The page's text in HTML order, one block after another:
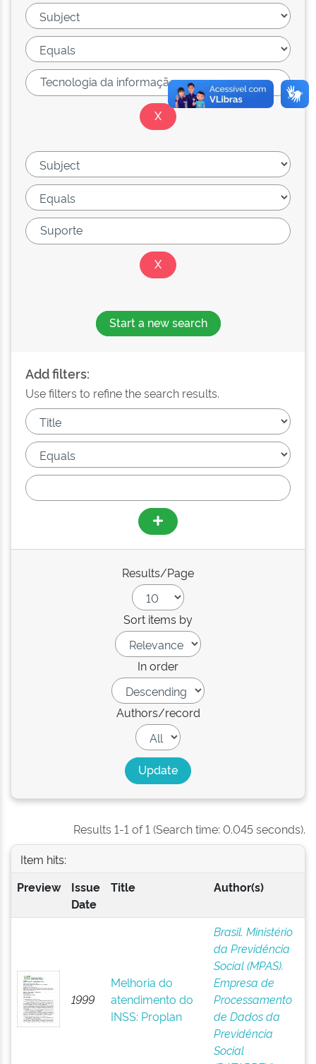
Start a new search
Add filters:
Use filters to refine the search results.
Results/Page
Sort items by
In order
Authors/record
Results 1-1 of 1 (Search time: 0.045 seconds).
Item hits:
Preview
Issue
Date
Title Author(s)
1999
Melhoria do
atendimento do
INSS: Proplan
Brasil. Ministério
da Previdência
Social (MPAS).
Empresa de
Processamento
de Dados da
Previdência
Social